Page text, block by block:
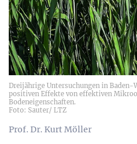
Dreijährige Untersuchungen in
positiven Effekte von effektiven
Bodeneigenschaften.
Foto: Sauter/ LTZ
Prof. Dr. Kurt Möller